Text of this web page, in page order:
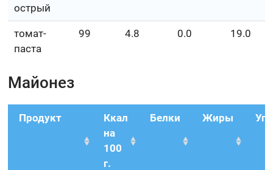
острый
томат-
паста
99 4.8 0.0 19.0
Майонез
Продукт
Ккал
на
100
г.
Белки Жиры